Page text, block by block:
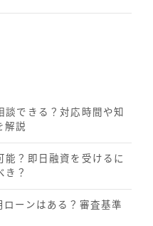
談できる？対応時間や知
解説
能？即日融資を受けるに
き？
ローンはある？審査基準